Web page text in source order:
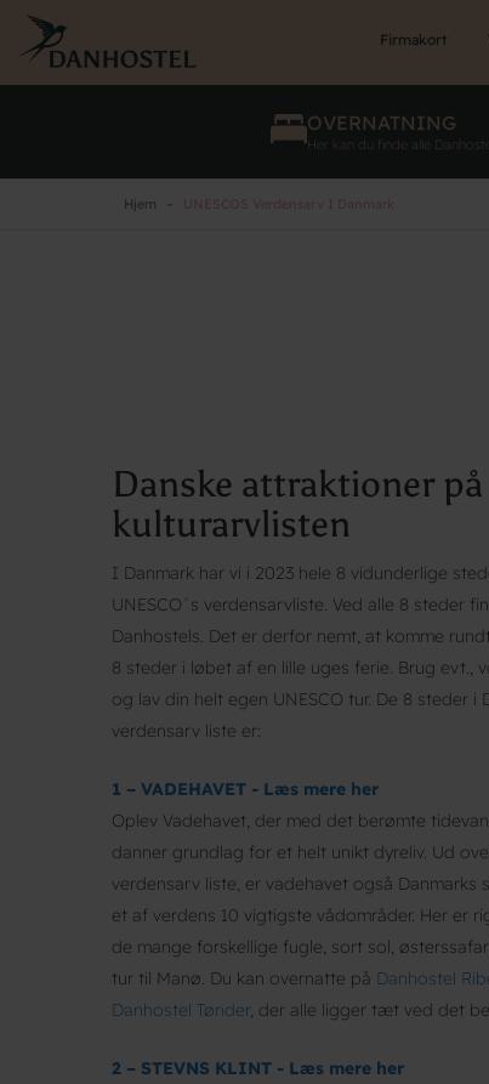
main
content
Firmakort
OVERNATNING
Her kan du finde alle
Hjem
Danske attraktioner på
kulturarvlisten
I Danmark har vi i 2023 hele 8 vidunderlige
UNESCO´s verdensarvliste. Ved alle 8 steder
Danhostels. Det er derfor nemt, at komme
8 steder i løbet af en lille uges ferie. Brug evt.,
og lav din helt egen UNESCO tur. De 8 steder i
verdensarv liste er:
1 – VADEHAVET - Læs mere her
Oplev Vadehavet, der med det berømte
danner grundlag for et helt unikt dyreliv. Ud
verdensarv liste, er vadehavet også Danmarks
et af verdens 10 vigtigste vådområder. Her er
de mange forskellige fugle, sort sol,
tur til Manø. Du kan overnatte på Danhostel
Danhostel Tønder , der alle ligger tæt ved det
2 – STEVNS KLINT - Læs mere her